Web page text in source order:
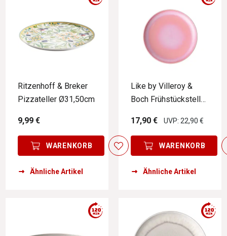
Ritzenhoff & Breker
Pizzateller Ø31,50cm
9,99 €
WARENKORB
Ähnliche Artikel
Like by Villeroy &
Boch Frühstücksteller
17,90 €
UVP: 22,90 €
WARENKORB
Ähnliche Artikel